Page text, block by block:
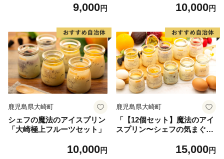
9,000円 10,000円
鹿児島県大崎町
シェフの魔法のアイスプリン
「大崎極上フルーツセット」
10,000円
鹿児島県大崎町
「【12個セット】魔法のアイ
スプリン〜シェフの気まぐれ
【限定セット】」15,000円